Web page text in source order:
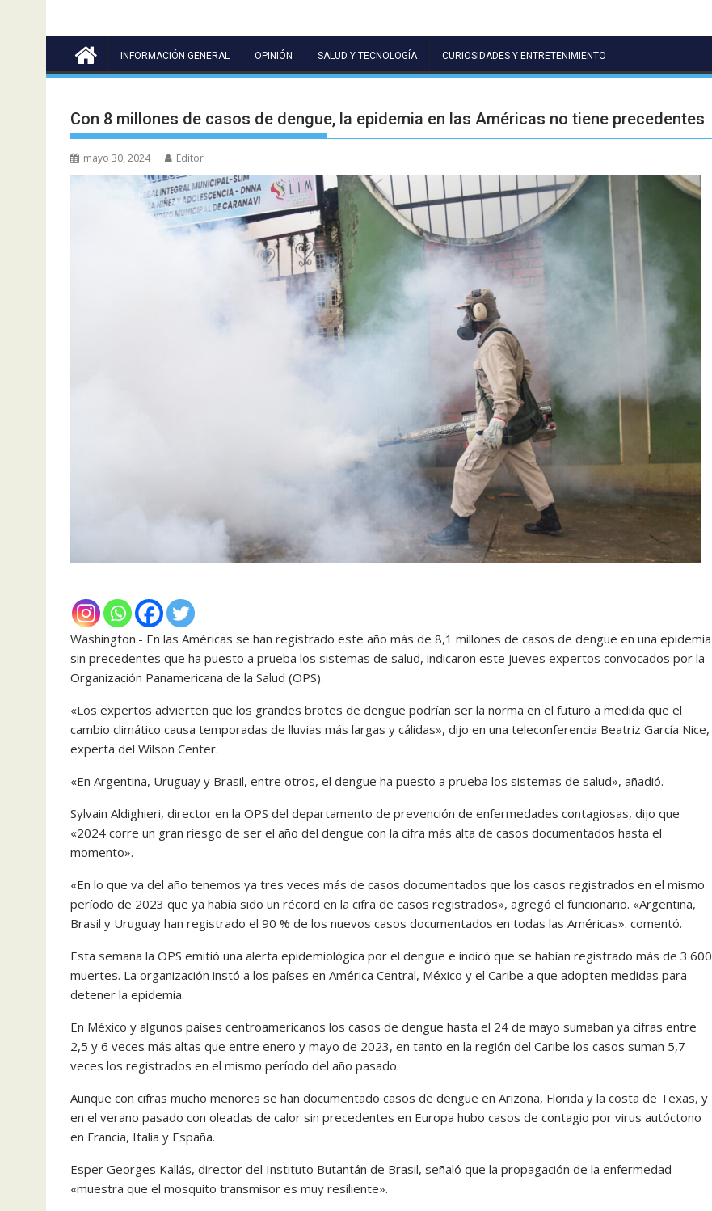
INFORMACIÓN GENERAL OPINIÓN SALUD Y TECNOLOGÍA CURIOSIDADES Y ENTRETENIMIENTO
Con 8 millones de casos de dengue, la epidemia en las Américas no tiene precedentes
mayo 30, 2024 Editor
Washington.- En las Américas se han registrado este año más de 8,1 millones de casos de dengue en una epidemia
sin precedentes que ha puesto a prueba los sistemas de salud, indicaron este jueves expertos convocados por la
Organización Panamericana de la Salud (OPS).
«Los expertos advierten que los grandes brotes de dengue podrían ser la norma en el futuro a medida que el
cambio climático causa temporadas de lluvias más largas y cálidas», dijo en una teleconferencia Beatriz García Nice,
experta del Wilson Center.
«En Argentina, Uruguay y Brasil, entre otros, el dengue ha puesto a prueba los sistemas de salud», añadió.
Sylvain Aldighieri, director en la OPS del departamento de prevención de enfermedades contagiosas, dijo que
«2024 corre un gran riesgo de ser el año del dengue con la cifra más alta de casos documentados hasta el
momento».
«En lo que va del año tenemos ya tres veces más de casos documentados que los casos registrados en el mismo
período de 2023 que ya había sido un récord en la cifra de casos registrados», agregó el funcionario. «Argentina,
Brasil y Uruguay han registrado el 90 % de los nuevos casos documentados en todas las Américas». comentó.
Esta semana la OPS emitió una alerta epidemiológica por el dengue e indicó que se habían registrado más de 3.600
muertes. La organización instó a los países en América Central, México y el Caribe a que adopten medidas para
detener la epidemia.
En México y algunos países centroamericanos los casos de dengue hasta el 24 de mayo sumaban ya cifras entre
2,5 y 6 veces más altas que entre enero y mayo de 2023, en tanto en la región del Caribe los casos suman 5,7
veces los registrados en el mismo período del año pasado.
Aunque con cifras mucho menores se han documentado casos de dengue en Arizona, Florida y la costa de Texas, y
en el verano pasado con oleadas de calor sin precedentes en Europa hubo casos de contagio por virus autóctono
en Francia, Italia y España.
Esper Georges Kallás, director del Instituto Butantán de Brasil, señaló que la propagación de la enfermedad
«muestra que el mosquito transmisor es muy resiliente».